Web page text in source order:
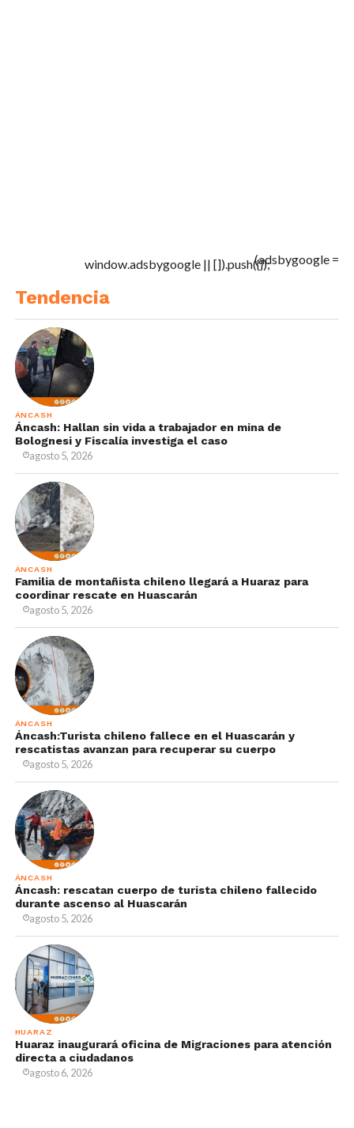
(adsbygoogle =
window.adsbygoogle || []).push({});
Tendencia
ÁNCASH
Áncash: Hallan sin vida a trabajador en mina de
Bolognesi y Fiscalía investiga el caso
agosto 5, 2026
ÁNCASH
Familia de montañista chileno llegará a Huaraz para
coordinar rescate en Huascarán
agosto 5, 2026
ÁNCASH
Áncash:Turista chileno fallece en el Huascarán y
rescatistas avanzan para recuperar su cuerpo
agosto 5, 2026
ÁNCASH
Áncash: rescatan cuerpo de turista chileno fallecido
durante ascenso al Huascarán
agosto 5, 2026
HUARAZ
Huaraz inaugurará oficina de Migraciones para atención
directa a ciudadanos
agosto 6, 2026